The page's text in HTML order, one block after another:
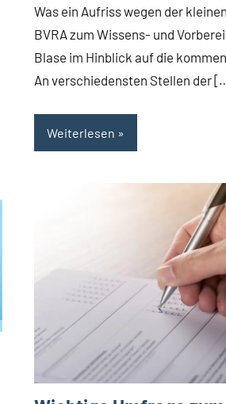
Was ein Aufriss wegen der
BVRA zum Wissens- und
Blase im Hinblick auf die
An verschiedensten Stellen der
Weiterlesen